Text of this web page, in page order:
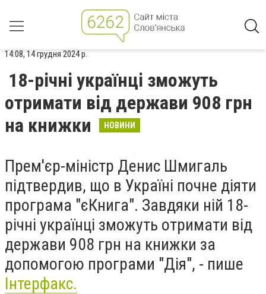
14:08, 14 грудня 2024 р.
18-річні українці зможуть
отримати від держави 908 грн
на книжки
НОВИНИ
Прем'єр-міністр Денис Шмигаль
підтвердив, що в Україні почне діяти
програма "єКнига". Завдяки ній 18-
річні українці зможуть отримати від
держави 908 грн на книжки за
допомогою програми "Дія", - пише
Інтерфакс.